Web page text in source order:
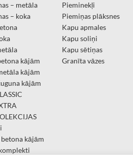
– metāla
– koka
kājām
kājām
kājām
kājām
Pieminekļi
Piemiņas plāksnes
Kapu apmales
Kapu soliņi
Kapu sētiņas
Granīta vāzes